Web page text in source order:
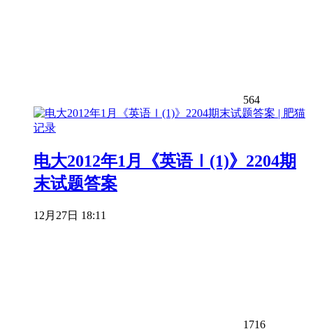
564
电大2012年1月《英语Ⅰ(1)》2204期
末试题答案
12月27日 18:11
1716